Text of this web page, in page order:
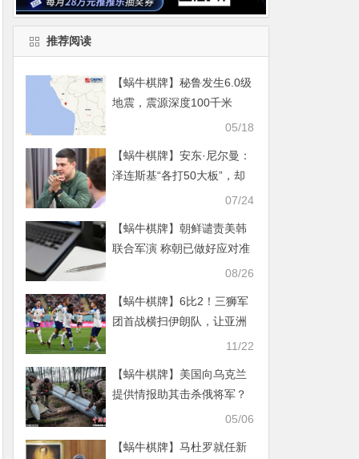
推荐阅读
【蜗牛棋牌】秘鲁发生6.0级
地震，震源深度100千米
05/18
【蜗牛棋牌】安东·尼尔曼：
泽连斯基“各打50大板”，却
07/24
【蜗牛棋牌】朝鲜谴责美韩
联合军演 称朝已做好应对准
08/26
【蜗牛棋牌】6比2！三狮军
团首战横扫伊朗队，让亚洲
11/22
【蜗牛棋牌】美国向乌克兰
提供情报助其击杀俄将军？
05/06
【蜗牛棋牌】马杜罗就任新